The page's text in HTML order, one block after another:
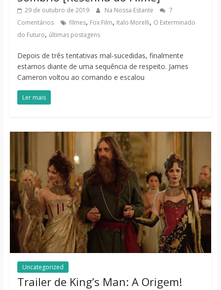
29 de outubro de 2019 Na Nossa Estante
7
Comentários
filmes, Fox Film, Italo Morelli, O Exterminado
do Futuro, últimas postagens
Depois de três tentativas mal-sucedidas, finalmente
estamos diante de uma sequência de respeito. James
Cameron voltou ao comando e escalou
Ler mais
Uncategorized
Trailer de King’s Man: A Origem!